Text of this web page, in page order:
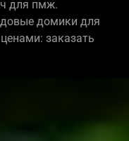
для пмж.
домики для
заказать